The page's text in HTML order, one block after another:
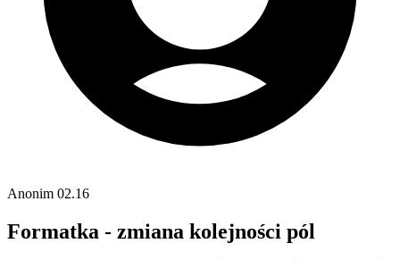
Anonim 02.16
Formatka - zmiana kolejności pól